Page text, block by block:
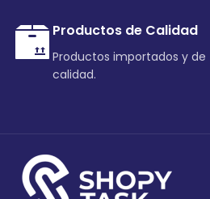
Productos de Calidad
Productos importados y de
calidad.